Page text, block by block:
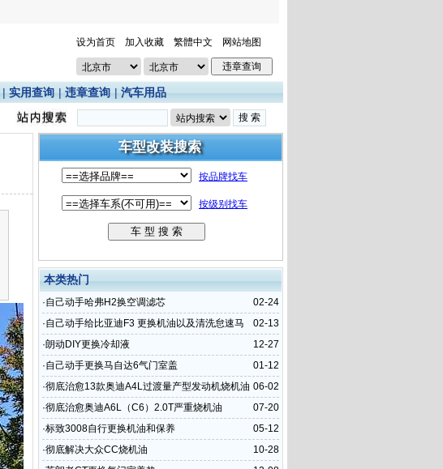
设为首页 加入收藏 繁體中文 网站地图
|实用查询 |违章查询 |汽车用品
本类热门
02-24
·自己动手哈弗H2换空调滤芯
02-13
·自己动手给比亚迪F3 更换机油以及清洗怠速马
达
12-27
·朗动DIY更换冷却液
01-12
·自己动手更换马自达6气门室盖
06-02
·彻底治愈13款奥迪A4L过渡量产型发动机烧机油
07-20
·彻底治愈奥迪A6L（C6）2.0T严重烧机油
05-12
·标致3008自行更换机油和保养
10-28
·彻底解决大众CC烧机油